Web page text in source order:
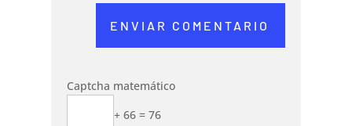
ENVIAR COMENTARIO
Captcha matemático
+ 66 = 76